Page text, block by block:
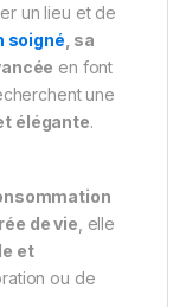
un lieu et de
soigné , sa
en font
une
élégante.
de vie , elle
et
ou de